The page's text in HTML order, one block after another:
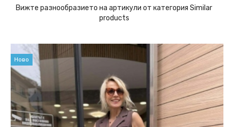
Вижте разнообразието на артикули от категория Similar
products
Ново